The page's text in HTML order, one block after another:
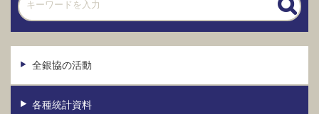
全銀協の活動
各種統計資料